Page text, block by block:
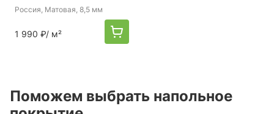
Россия, Матовая, 8,5 мм
1 990 ₽/ м²
Поможем выбрать напольное